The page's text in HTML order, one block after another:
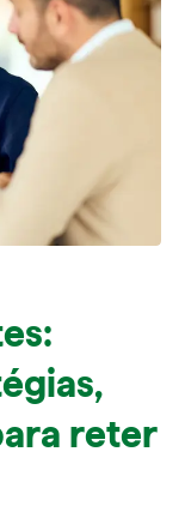
reter